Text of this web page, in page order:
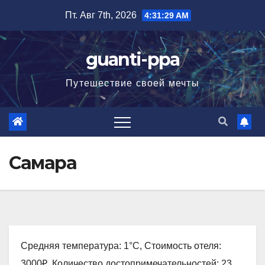
содержимому
Пт. Авг 7th, 2026 4:31:30 AM
guanti-ppa
Путешествие своей мечты
Самара
Средняя температура: 1°C, Стоимость отеля: